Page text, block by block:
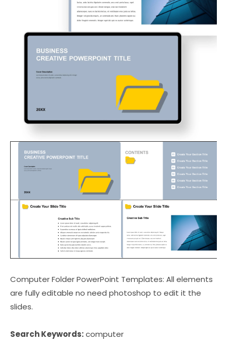
Computer Folder PowerPoint Templates: All elements
are fully editable no need photoshop to edit it the
slides.
Search Keywords:computer